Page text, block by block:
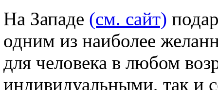
На Западе (см. сайт)
одним из наиболее
для человека в любом
индивидуальными, так и